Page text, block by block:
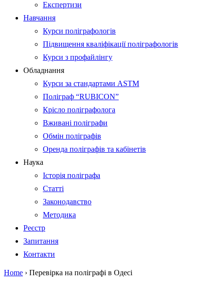
Експертизи
Навчання
Курси поліграфологів
Підвищення кваліфікації поліграфологів
Курси з профайлінгу
Обладнання
Курси за стандартами ASTM
Поліграф “RUBICON”
Крісло поліграфолога
Вживані поліграфи
Обмін поліграфів
Оренда поліграфів та кабінетів
Наука
Історія поліграфа
Статті
Законодавство
Методика
Реєстр
Запитання
Контакти
Home › Перевірка на поліграфі в Одесі